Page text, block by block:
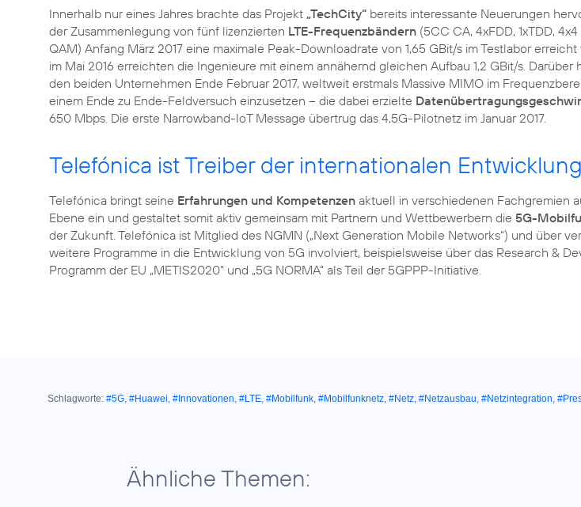
Innerhalb nur eines Jahres brachte das Projekt „TechCity“ bereits interessante Neuerungen
der Zusammenlegung von fünf lizenzierten LTE-Frequenzbändern (5CC CA, 4xFDD, 1xTDD,
QAM) Anfang März 2017 eine maximale Peak-Downloadrate von 1,65 GBit/s im Testlabor
im Mai 2016 erreichten die Ingenieure mit einem annähernd gleichen Aufbau 1,2 GBit/s. Darüber
den beiden Unternehmen Ende Februar 2017, weltweit erstmals Massive MIMO im
einem Ende zu Ende-Feldversuch einzusetzen – die dabei erzielte
650 Mbps. Die erste Narrowband-IoT Message übertrug das 4,5G-Pilotnetz im Januar 2017.
Telefónica ist Treiber der internationalen
Telefónica bringt seine Erfahrungen und Kompetenzen aktuell in verschiedenen Fachgremien
Ebene ein und gestaltet somit aktiv gemeinsam mit Partnern und Wettbewerbern die 5G-
der Zukunft. Telefónica ist Mitglied des NGMN („Next Generation Mobile Networks“) und über
weitere Programme in die Entwicklung von 5G involviert, beispielsweise über das Research &
Programm der EU „METIS2020“ und „5G NORMA“ als Teil der 5GPPP-Initiative.
Schlagworte: #5G, #Huawei, #Innovationen, #LTE, #Mobilfunk, #Mobilfunknetz, #Netz, #Netzausbau, #Netzintegration,
Ähnliche Themen: